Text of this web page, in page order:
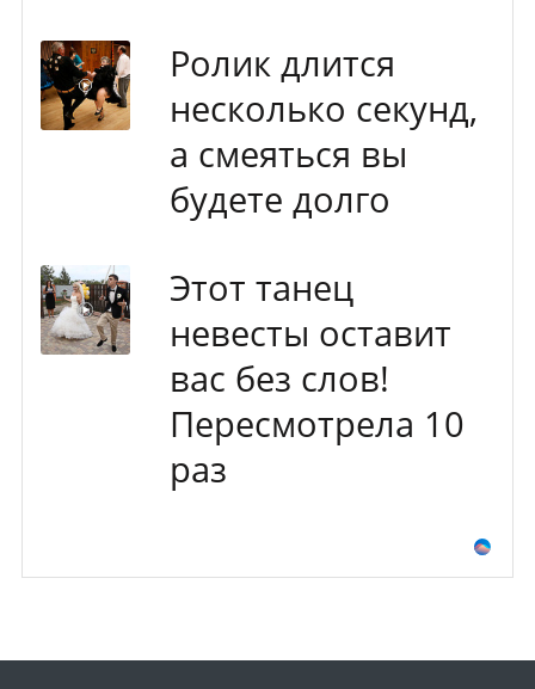
Ролик длится
несколько секунд,
а смеяться вы
будете долго
Этот танец
невесты оставит
вас без слов!
Пересмотрела 10
раз